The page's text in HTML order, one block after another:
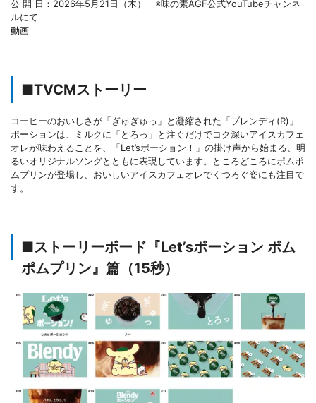
公 開 日：2026年5月21日（木） ※味の素AGF公式YouTubeチャンネ
ルにて
動画
■TVCMストーリー
コーヒーのおいしさが「ぎゅぎゅっ」と凝縮された「ブレンディ(R)」
ポーションは、ミルクに「とろっ」と注ぐだけでコク深いアイスカフェ
オレが味わえることを、「Let’sポーション！」の掛け声から始まる、明
るいオリジナルソングとともに表現しています。ところどころにポムポ
ムプリンが登場し、おいしいアイスカフェオレでくつろぐ姿にも注目で
す。
■ストーリーボード『Let’sポーション ポム
ポムプリン』篇（15秒）